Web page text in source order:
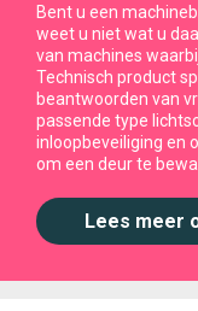
Bent u een
weet u niet wat u
van machines
Technisch product
beantwoorden van
passende type
inloopbeveiliging en
om een deur te
Lees meer